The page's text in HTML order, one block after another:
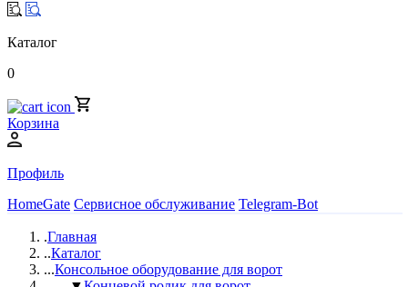
Каталог
0
Корзина
Профиль
HomeGate Сервисное обслуживание Telegram-Bot
.Главная
..Каталог
...Консольное оборудование для ворот